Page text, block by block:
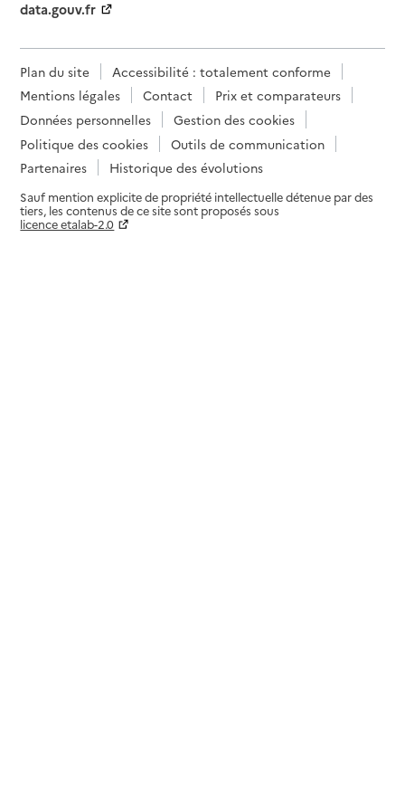
data.gouv.fr
Plan du site
Accessibilité : totalement conforme
Mentions légales
Contact
Prix et comparateurs
Données personnelles
Gestion des cookies
Politique des cookies
Outils de communication
Partenaires
Historique des évolutions
Sauf mention explicite de propriété intellectuelle détenue par des
tiers, les contenus de ce site sont proposés sous
licence etalab-2.0